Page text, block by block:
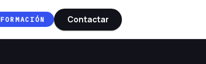
FORMACIÓN Contactar